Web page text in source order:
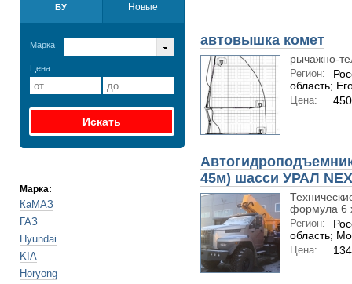
БУ Новые
Марка
Цена
Марка:
КаМАЗ
ГАЗ
Hyundai
KIA
Horyong
автовышка комет
рычажно-
Регион:
область;
Цена:
45м) шасси УРАЛ
формула 6
Регион:
область;
Цена: